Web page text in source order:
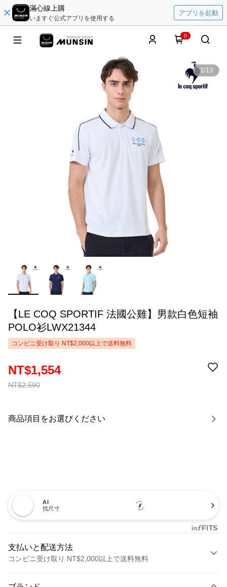
滿心線上購
いますぐ公式アプリを使用する
アプリを起動
0
1/13
【LE COQ SPORTIF 法國公雞】男款白色短袖
POLO衫LWX21344
コンビニ受け取り NT$2,000以上で送料無料
NT$2,590
NT$1,554
商品項目をお選びください
AI
找尺寸
支払いと配送方法
コンビニ受け取り NT$2,000以上で送料無料